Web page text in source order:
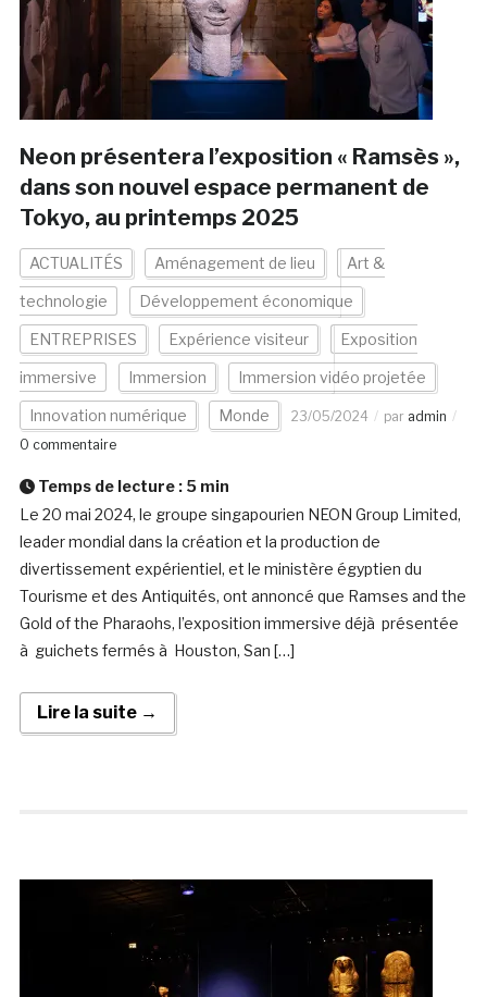
Neon présentera l’exposition « Ramsès »,
dans son nouvel espace permanent de
Tokyo, au printemps 2025
ACTUALITÉS Aménagement de lieu Art &
technologie Développement économique
ENTREPRISES Expérience visiteur Exposition
immersive Immersion Immersion vidéo projetée
Innovation numérique Monde 23/05/2024 par admin
0 commentaire
Temps de lecture : 5 min
Le 20 mai 2024, le groupe singapourien NEON Group Limited,
leader mondial dans la création et la production de
divertissement expérientiel, et le ministère égyptien du
Tourisme et des Antiquités, ont annoncé que Ramses and the
Gold of the Pharaohs, l’exposition immersive déjà présentée
à guichets fermés à Houston, San […]
Lire la suite →